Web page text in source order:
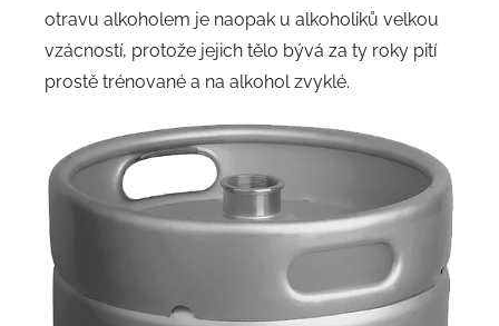
otravu alkoholem je naopak u alkoholiků velkou
vzácností, protože jejich tělo bývá za ty roky pití
prostě trénované a na alkohol zvyklé.